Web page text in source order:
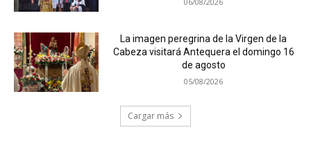
La imagen peregrina de la Virgen de la
Cabeza visitará Antequera el domingo 16
de agosto
05/08/2026
Cargar más